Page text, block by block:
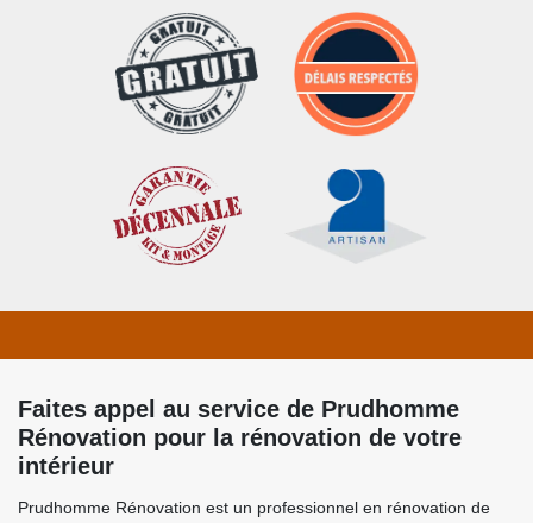
Faites appel au service de Prudhomme
Rénovation pour la rénovation de votre
intérieur
Prudhomme Rénovation est un professionnel en rénovation de